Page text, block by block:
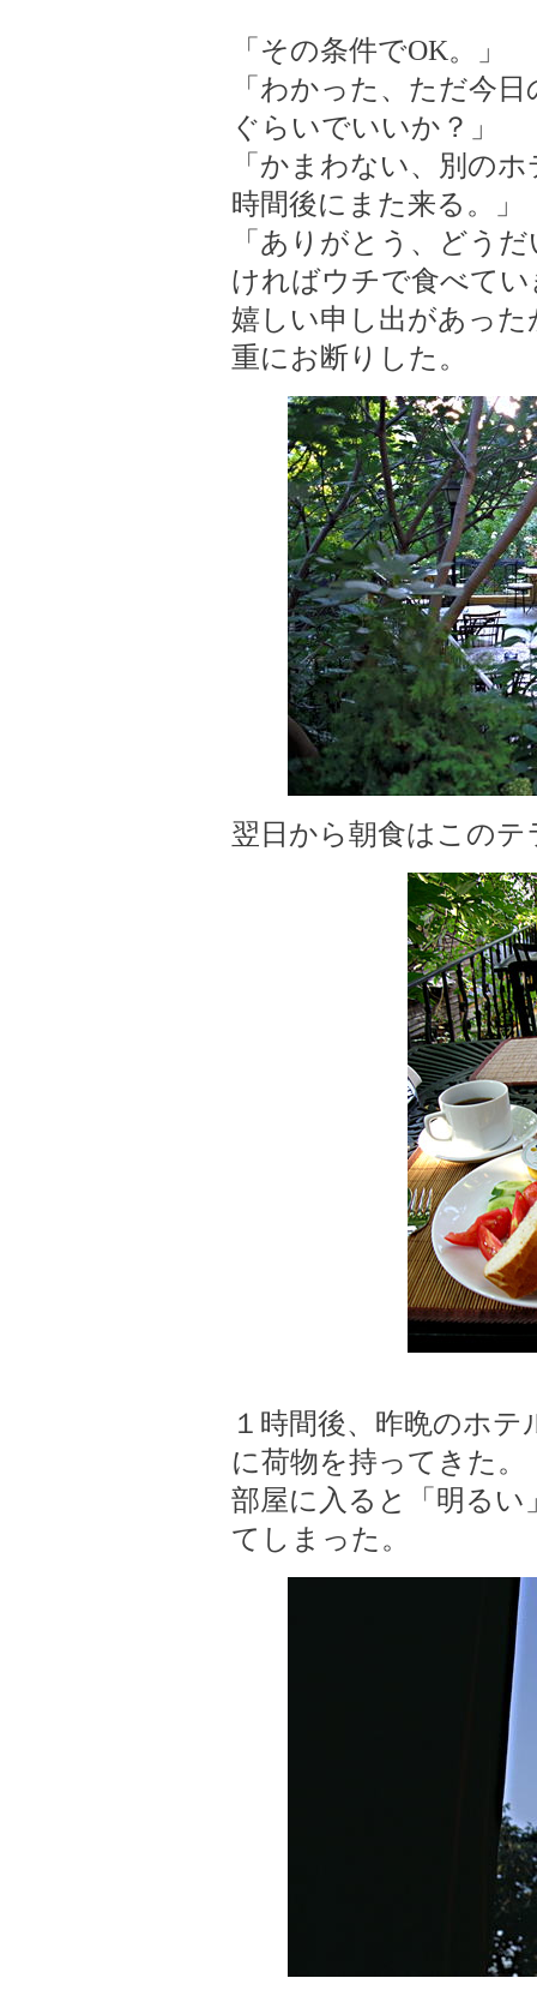
「その条件でOK。」
「わかった、ただ今
ぐらいでいいか？」
「かまわない、別の
時間後にまた来る。」
「ありがとう、どう
ければウチで食べて
嬉しい申し出があっ
重にお断りした。
翌日から朝食はこの
１時間後、昨晩のホ
に荷物を持ってきた。
部屋に入ると「明る
てしまった。